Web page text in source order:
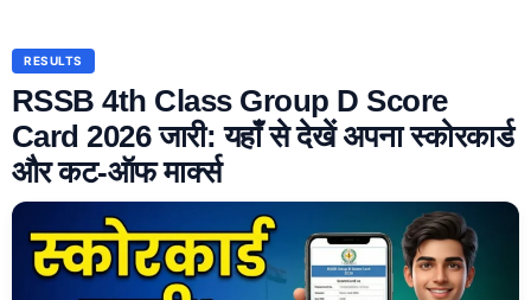
RESULTS
RSSB 4th Class Group D Score
Card 2026 जारी: यहाँ से देखें अपना स्कोरकार्ड
और कट-ऑफ मार्क्स